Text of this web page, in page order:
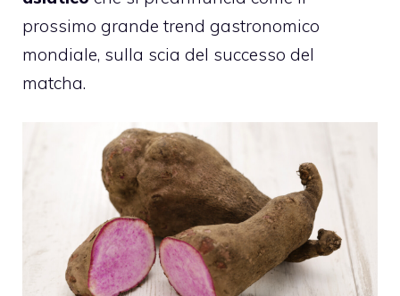
prossimo grande trend gastronomico
mondiale, sulla scia del successo del
matcha.